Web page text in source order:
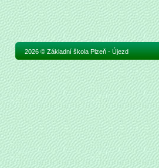
2026 © Základní škola Plzeň - Újezd